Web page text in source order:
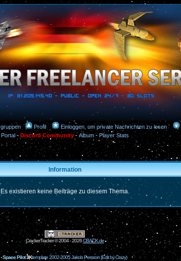
Profil Einloggen, um private Nachrichten zu lesen
Portal-Discord Community- Album- Player Stats
Information
Es existieren keine Beiträge zu diesem Thema.
CrackerTracker © 2004 - 2026CBACK.de
Space Pilot3Ktemplate 2002-2005 Jakob Persson (Edit by Crazy)